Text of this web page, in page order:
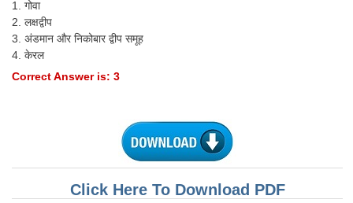
1. गोवा
2. लक्षद्वीप
3. अंडमान और निकोबार द्वीप समूह
4. केरल
Correct Answer is: 3
Click Here To Download PDF